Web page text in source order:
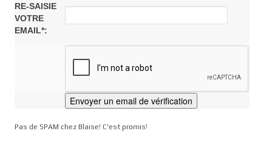
RE-SAISIE
VOTRE
EMAIL*:
Pas de SPAM chez Blaise! C'est promis!